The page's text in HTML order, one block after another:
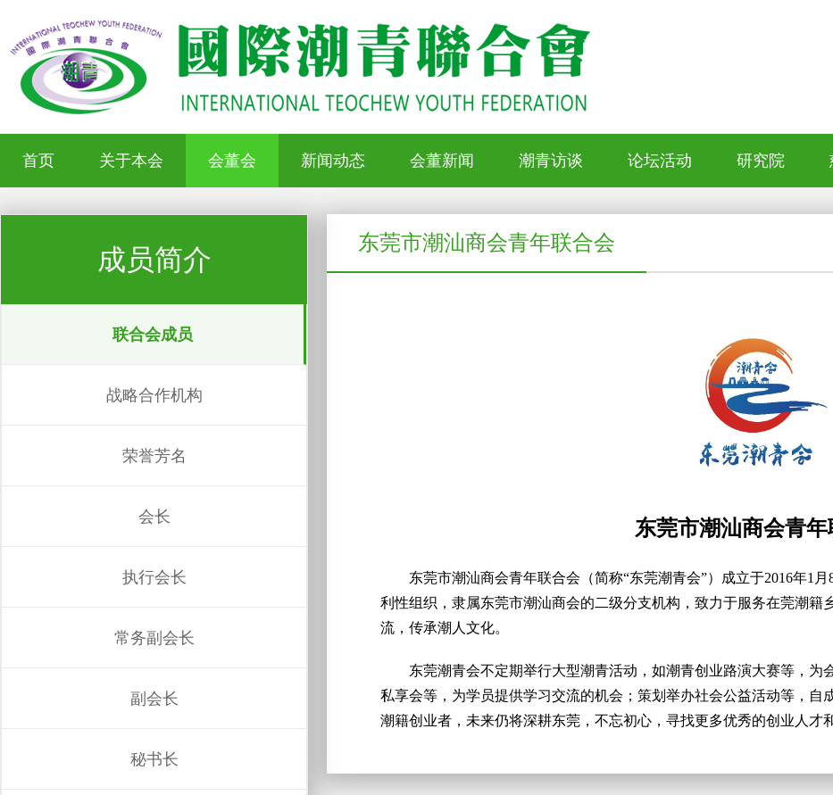
首页 关于本会 会董会 新闻动态 会董新闻 潮青访谈 论坛活动 研究院
东莞市潮汕商会青年联合会
东莞市潮汕商会青
东莞市潮汕商会青年联合会（简称“东莞潮青会”）成立于2016年1月
利性组织，隶属东莞市潮汕商会的二级分支机构 ， 致力于服务在莞潮籍
流，传承潮人文化。
东莞潮青会不定期举行大型潮青活动，如潮青创业路演大赛等，为
私享会等，为学员提供学习交流的机会；策划举办社会公益活动等，自
潮籍创业者，未来仍将深耕东莞，不忘初心，寻找更多优秀的创业人才
成员简介
联合会成员
战略合作机构
荣誉芳名
会长
执行会长
常务副会长
副会长
秘书长